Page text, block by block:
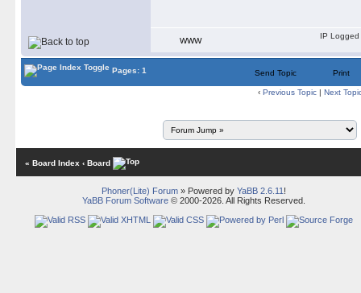
WWW
IP Logged
Pages: 1 Send Topic Print
‹ Previous Topic | Next
« Board Index ‹ Board
Phoner(Lite) Forum» Powered by YaBB 2.6.11 !
YaBB Forum Software© 2000-2026. All Rights Reserved.